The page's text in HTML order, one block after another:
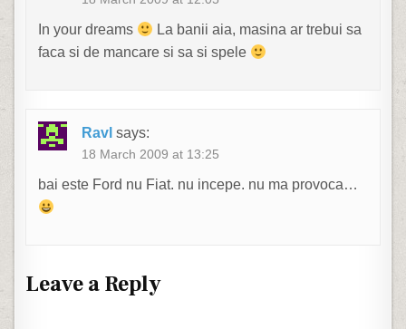
In your dreams
La banii aia, masina ar trebui sa
faca si de mancare si sa si spele
Ravl says:
18 March 2009 at 13:25
bai este Ford nu Fiat. nu incepe. nu ma provoca…
Leave a Reply